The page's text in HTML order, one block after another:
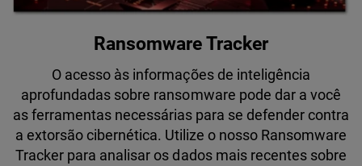
Ransomware Tracker
O acesso às informações de inteligência
aprofundadas sobre ransomware pode dar a você
as ferramentas necessárias para se defender contra
a extorsão cibernética. Utilize o nosso Ransomware
Tracker para analisar os dados mais recentes sobre